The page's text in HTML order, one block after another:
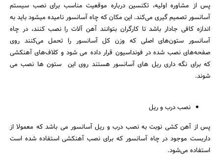
پس از مشاوره اولیه، تکنسین درباره موقعیت مناسب برای نصب سیستم
آسانسور تصمیم گیری می‌کند. این مکان که چاه آسانسور نامیده میشود باید به
اندازه کافی جادار باشد تا کارگران بتوانند آهن آلات را نصب کنند، در چاه
آسانسور ستون‌های اصلی که وزن کل آسانسور را تحمل می‌کنند روی
صفحه‌های نصب شده در فونداسیون قرار داده می شود و کلاف‌های آهنکشی
که برای نگه داری ریل های آسانسور هستند روی این ستون ها نصب می
شوند.
نصب درب و ریل
پس از آهن کشی نوبت به نصب درب و ریل آسانسور می باشد که معمولا از
داربست موجود در چاه آسانسور که برای نصب آهنکشی استفاده شده است
استفاده می‌شود.